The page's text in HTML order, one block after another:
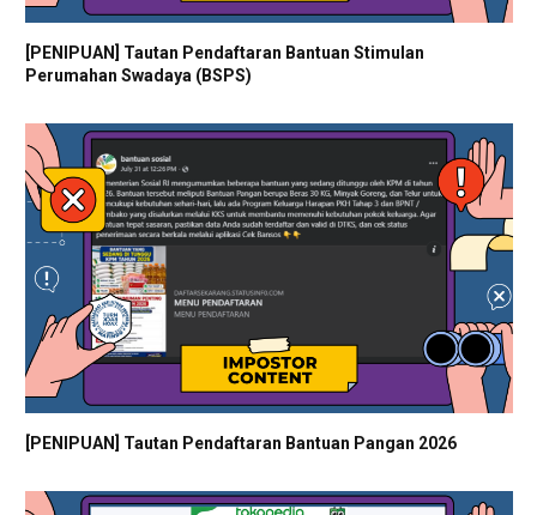
[PENIPUAN] Tautan Pendaftaran Bantuan Stimulan
Perumahan Swadaya (BSPS)
[PENIPUAN] Tautan Pendaftaran Bantuan Pangan 2026